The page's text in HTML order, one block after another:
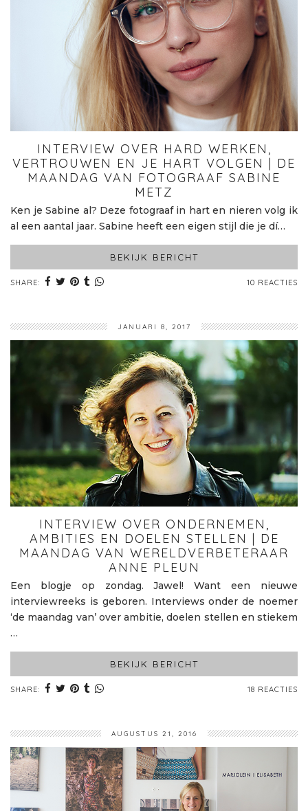
INTERVIEW OVER HARD WERKEN,
VERTROUWEN EN JE HART VOLGEN | DE
MAANDAG VAN FOTOGRAAF SABINE
METZ
Ken je Sabine al? Deze fotograaf in hart en nieren volg ik
al een aantal jaar. Sabine heeft een eigen stijl die je dí…
BEKIJK BERICHT
SHARE: 10 REACTIES
JANUARI 8, 2017
INTERVIEW OVER ONDERNEMEN,
AMBITIES EN DOELEN STELLEN | DE
MAANDAG VAN WERELDVERBETERAAR
ANNE PLEUN
Een blogje op zondag. Jawel! Want een nieuwe
interviewreeks is geboren. Interviews onder de noemer
‘de maandag van’ over ambitie, doelen stellen en stiekem
…
BEKIJK BERICHT
SHARE: 18 REACTIES
AUGUSTUS 21, 2016